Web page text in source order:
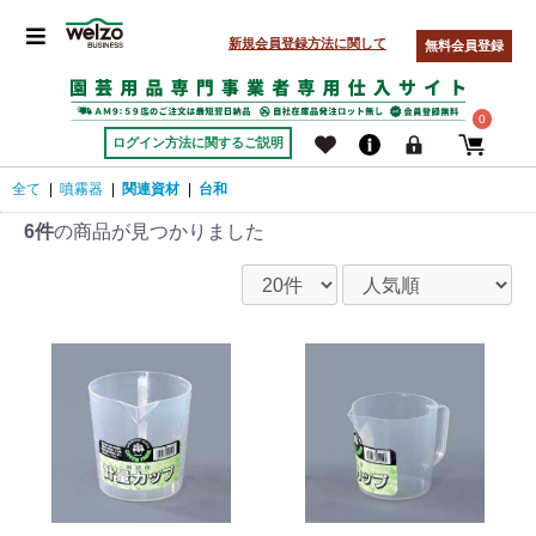
新規会員登録方法に関して 無料会員登録
ログイン方法に関するご説明
0
全て | 噴霧器 | 関連資材 | 台和
6件の商品が見つかりました